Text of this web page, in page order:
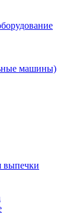
машины)
выпечки